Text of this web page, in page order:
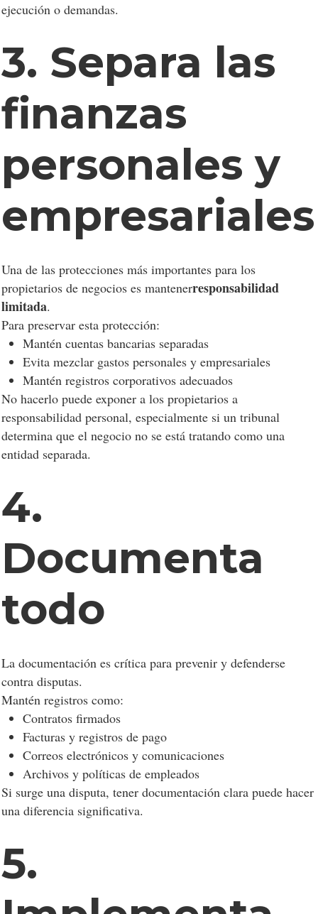
ejecución o demandas.
3. Separa las
finanzas
personales y
empresariales
Una de las protecciones más importantes para los
propietarios de negocios es mantenerresponsabilidad
limitada.
Para preservar esta protección:
Mantén cuentas bancarias separadas
Evita mezclar gastos personales y empresariales
Mantén registros corporativos adecuados
No hacerlo puede exponer a los propietarios a
responsabilidad personal, especialmente si un tribunal
determina que el negocio no se está tratando como una
entidad separada.
4.
Documenta
todo
La documentación es crítica para prevenir y defenderse
contra disputas.
Mantén registros como:
Contratos firmados
Facturas y registros de pago
Correos electrónicos y comunicaciones
Archivos y políticas de empleados
Si surge una disputa, tener documentación clara puede hacer
una diferencia significativa.
5.